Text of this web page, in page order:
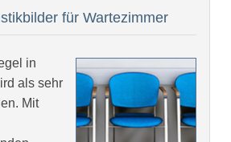
für Wartezimmer
in
als sehr
Mit